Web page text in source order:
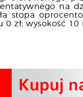
na
stopa
0 zł; wysokość